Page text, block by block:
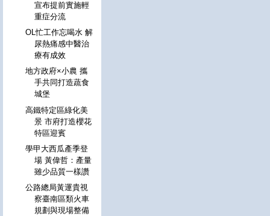
宣布提前實施輕
重症分流
OL忙工作忘喝水 解
尿熱痛感中醫治
療有成效
地方政府×小農 攜
手共同打造蔬食
城堡
高鐵特定區綠化美
景 市府打造櫻花
特區迎賓
學甲大西瓜產季登
場 黃偉哲：產量
雖少品質一樣讚
公路總局黃運貴視
察臺南區類火車
規劃與現場整備